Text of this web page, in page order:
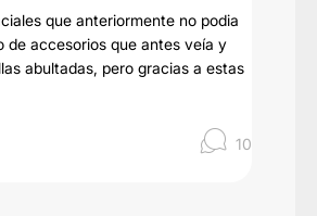
que anteriormente no podia
de accesorios que antes veía y
abultadas, pero gracias a estas
10